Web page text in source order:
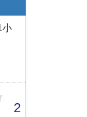
小
2